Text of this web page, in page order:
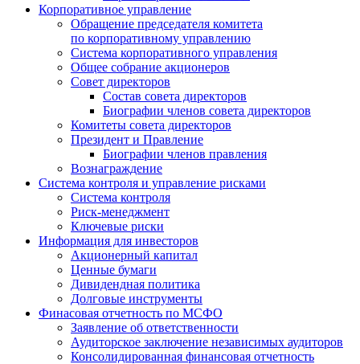
Корпоративное управление
Обращение председателя комитета
по корпоративному управлению
Система корпоративного управления
Общее собрание акционеров
Совет директоров
Состав совета директоров
Биографии членов совета директоров
Комитеты совета директоров
Президент и Правление
Биографии членов правления
Вознаграждение
Система контроля и управление рисками
Система контроля
Риск-менеджмент
Ключевые риски
Информация для инвесторов
Акционерный капитал
Ценные бумаги
Дивидендная политика
Долговые инструменты
Финасовая отчетность по МСФО
Заявление об ответственности
Аудиторское заключение независимых аудиторов
Консолидированная финансовая отчетность